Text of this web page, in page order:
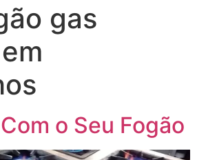
gas
o Seu Fogão